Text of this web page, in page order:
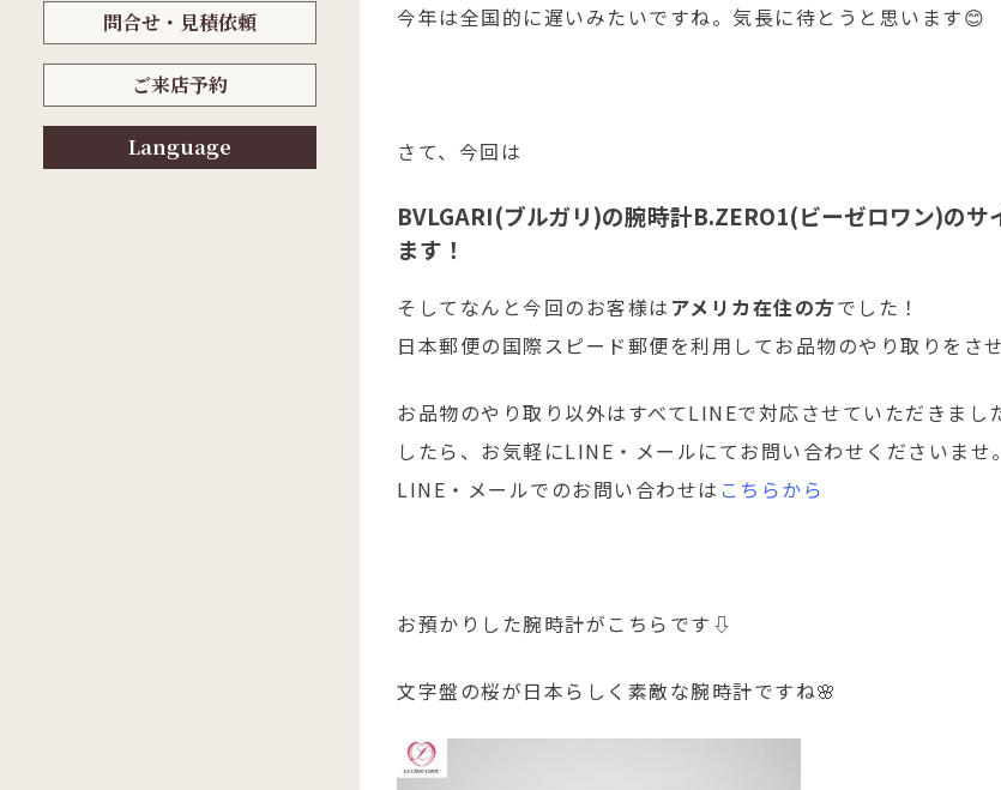
問合せ・見積依頼
ご来店予約
Language
今年は全国的に遅いみたいですね。気長に待とうと思います😊
さて、今回は
BVLGARI(ブルガリ)の腕時計B.ZERO1(ビーゼロワン)のサ
ます！
そしてなんと今回のお客様は アメリカ在住の方でした！
日本郵便の国際スピード郵便を利用してお品物のやり取りをさ
お品物のやり取り以外はすべてLINEで対応させていただきまし
したら、お気軽にLINE・メールにてお問い合わせくださいませ。
LINE・メールでのお問い合わせは こちらから
お預かりした腕時計がこちらです⇩
文字盤の桜が日本らしく素敵な腕時計ですね🌸